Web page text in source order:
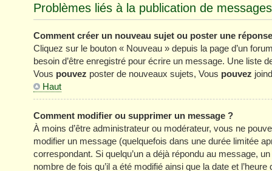
Problèmes liés à la publication de messages
Comment créer un nouveau sujet ou poster une
Cliquez sur le bouton « Nouveau » depuis la page d’un
besoin d’être enregistré pour écrire un message. Une liste
Vous pouvez poster de nouveaux sujets, Vous pouvez
Haut
Comment modifier ou supprimer un message ?
À moins d’être administrateur ou modérateur, vous ne
modifier un message (quelquefois dans une durée limitée
correspondant. Si quelqu’un a déjà répondu au message,
nombre de fois qu’il a été modifié ainsi que la date et